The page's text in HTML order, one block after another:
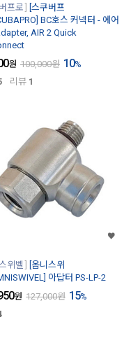
프로
[스쿠버프
BC호스 커넥터 - 에어
AIR 2 Quick
원 100,000원 10%
리뷰 1
위벨
[옴니스위
아답터 PS-LP-2
원 127,000원 15%